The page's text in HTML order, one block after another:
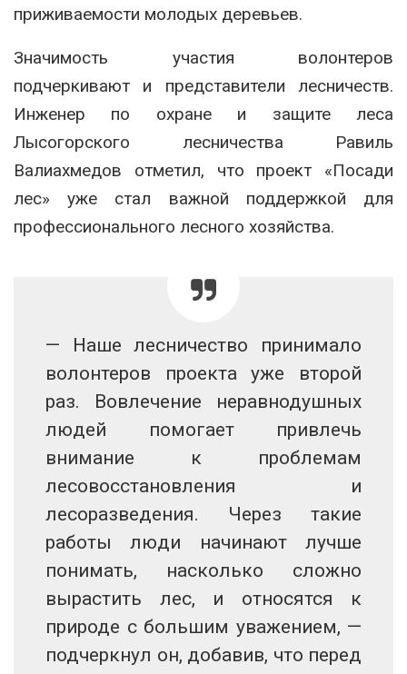
приживаемости молодых деревьев.
Значимость участия волонтеров
подчеркивают и представители лесничеств.
Инженер по охране и защите леса
Лысогорского лесничества Равиль
Валиахмедов отметил, что проект «Посади
лес» уже стал важной поддержкой для
профессионального лесного хозяйства.
— Наше лесничество принимало
волонтеров проекта уже второй
раз. Вовлечение неравнодушных
людей помогает привлечь
внимание к проблемам
лесовосстановления и
лесоразведения. Через такие
работы люди начинают лучше
понимать, насколько сложно
вырастить лес, и относятся к
природе с большим уважением, —
подчеркнул он, добавив, что перед